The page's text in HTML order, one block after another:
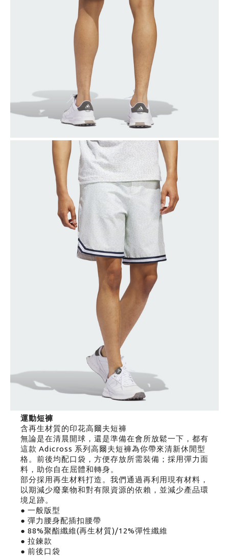
運動短褲
含再生材質的印花高爾夫短褲
無論是在清晨開球，還是準備在會所放鬆一下，都有
這款 Adicross 系列高爾夫短褲為你帶來清新休閒型
格。前後均配口袋，方便存放所需裝備；採用彈力面
料，助你自在屈體和轉身。
部分採用再生材料打造。我們通過再利用現有材料，
以期減少廢棄物和對有限資源的依賴，並減少產品環
境足跡。
● 一般版型
● 彈力腰身配插扣腰帶
● 88%聚酯纖維(再生材質)/12%彈性纖維
● 拉鍊款
● 前後口袋